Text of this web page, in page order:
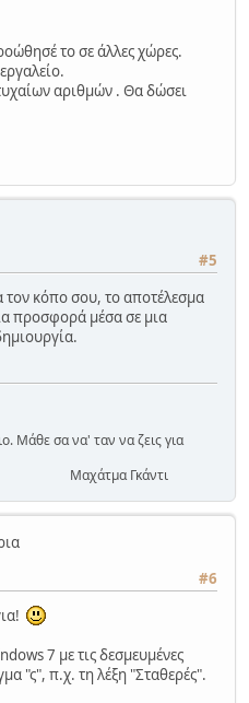
το σε άλλες χώρες.
αριθμών . Θα δώσει
#5
κόπο σου, το αποτέλεσμα
προσφορά μέσα σε μια
Μάθε σα να' ταν να ζεις για
#6
7 με τις δεσμευμένες
"ς", π.χ. τη λέξη "Σταθερές".